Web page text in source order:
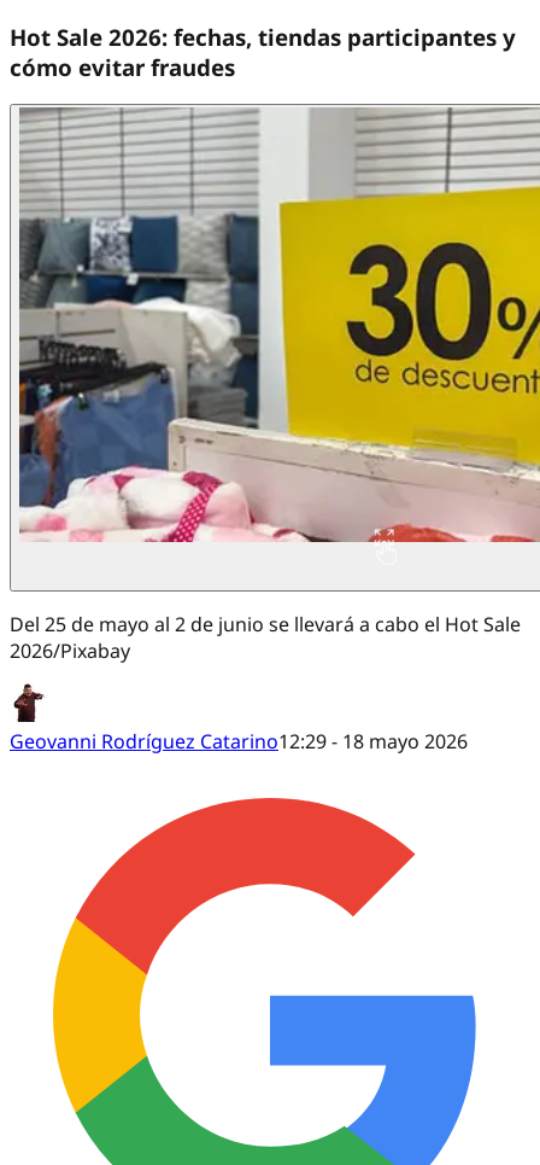
Hot Sale 2026: fechas, tiendas participantes y
cómo evitar fraudes
Del 25 de mayo al 2 de junio se llevará a cabo el Hot Sale
2026/Pixabay
Geovanni Rodríguez Catarino12:29 - 18 mayo 2026